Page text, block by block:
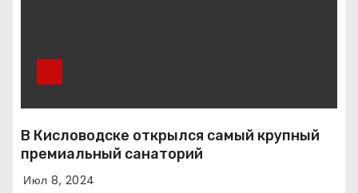
В Кисловодске открылся самый крупный
премиальный санаторий
Июл 8, 2024